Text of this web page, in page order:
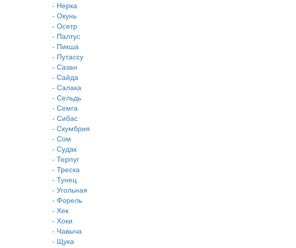
- Нерка
- Окунь
- Осетр
- Палтус
- Пикша
- Путассу
- Сазан
- Сайда
- Салака
- Сельдь
- Семга
- Сибас
- Скумбрия
- Сом
- Судак
- Терпуг
- Треска
- Тунец
- Угольная
- Форель
- Хек
- Хоки
- Чавыча
- Щука